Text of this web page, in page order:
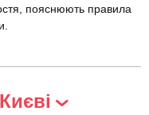
пояснюють правила
Києві